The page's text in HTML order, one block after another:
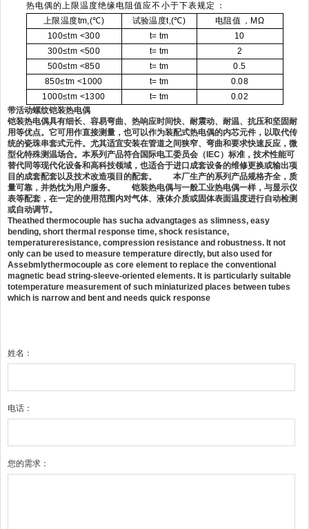
热电偶的上限温度绝缘电阻值应不小于下表规定：
上限温度tm,(℃)
试验温度t,(℃)
电阻值，MΩ
100≤tm <300 t= tm
10
300≤tm <500 t= tm
2
500≤tm <850 t= tm
0.5
850≤tm <1000 t= tm
0.08
1000≤tm <1300 t= tm
0.02
带活动螺纹铠装热电偶
铠装热电偶具有细长、容易弯曲、热响应时间快、耐震动、耐温、抗压和坚固耐
用等优点。它可用作直接测量，也可以作为装配式热电偶的内芯元件，以取代传
统的瓷珠串套式元件。尤其适宜安装在管道之间狭窄、弯曲和要求快速反应，微
型化特殊测温场合。 本系列产品符合国际电工委员会（ IEC）标准，技术性能可
替代同等现代化设备和高科技领域，也适合于进口成套设备的维修更换或输出项
目的成套配套以及技术改造项目的配套。 本厂生产的系列产品规格齐全，质
量可靠，并热忱为用户服务。 铠装热电偶与一般工业热电偶一样，与显示仪
表等配套，在一定的使用范围内对气体、液体介质或固体表面温度进行自动检测
或自动调节。
Theathed thermocouple has sucha advangtages as slimness, easy
bending, short thermal response time, shock resistance,
temperatureresistance, compression resistance and robustness. It not
only can be used to measure temperature directly, but also used for
Assebmlythermocouple as core element to replace the conventional
magnetic bead string-sleeve-oriented elements. It is particularly suitable
totemperature measurement of such miniaturized places between tubes
which is narrow and bent and needs quick response
姓名：
电话：
您的需求：